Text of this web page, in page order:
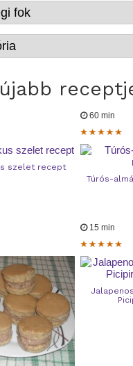
szelet recept
60 min
Túrós-
15 min